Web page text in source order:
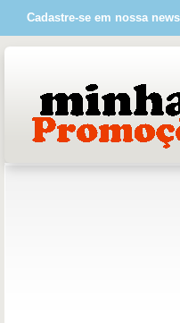
Cadastre-se em nossa